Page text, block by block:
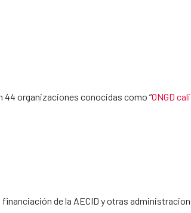
44 organizaciones conocidas como “ONGD
financiación de la AECID y otras